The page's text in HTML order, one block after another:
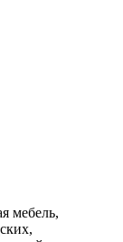
мебель,